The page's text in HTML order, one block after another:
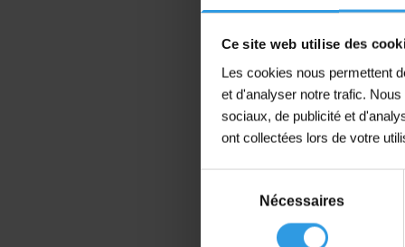
Ce site web utilise des
Les cookies nous permettent
et d'analyser notre trafic.
sociaux, de publicité et
ont collectées lors de votre
consentement
Nécessaires
Extérieur
Bonne